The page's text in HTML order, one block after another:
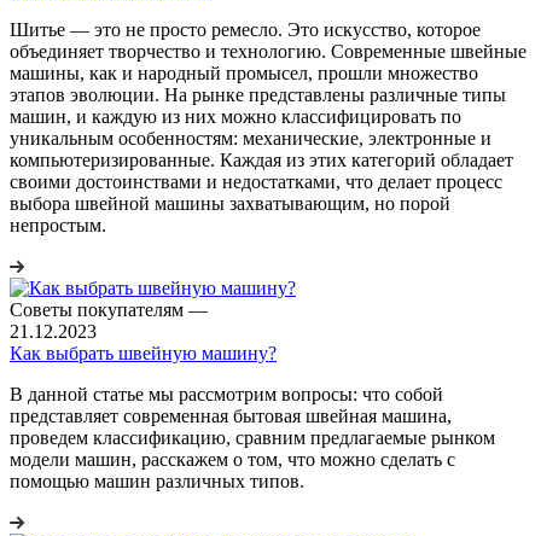
Шитье — это не просто ремесло. Это искусство, которое
объединяет творчество и технологию. Современные швейные
машины, как и народный промысел, прошли множество
этапов эволюции. На рынке представлены различные типы
машин, и каждую из них можно классифицировать по
уникальным особенностям: механические, электронные и
компьютеризированные. Каждая из этих категорий обладает
своими достоинствами и недостатками, что делает процесс
выбора швейной машины захватывающим, но порой
непростым.
Советы покупателям —
21.12.2023
Как выбрать швейную машину?
В данной статье мы рассмотрим вопросы: что собой
представляет современная бытовая швейная машина,
проведем классификацию, сравним предлагаемые рынком
модели машин, расскажем о том, что можно сделать с
помощью машин различных типов.